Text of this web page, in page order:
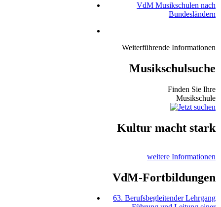
VdM Musikschulen nach
Bundesländern
Weiterführende Informationen
Musikschulsuche
Finden Sie Ihre
Musikschule
Kultur macht stark
weitere Informationen
VdM-Fortbildungen
63. Berufsbegleitender Lehrgang